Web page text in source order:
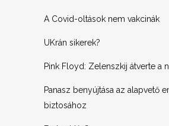
A Covid-oltások nem vakcinák
UKrán sikerek?
Pink Floyd: Zelenszkij átverte a
Panasz benyújtása az alapvető
biztosához